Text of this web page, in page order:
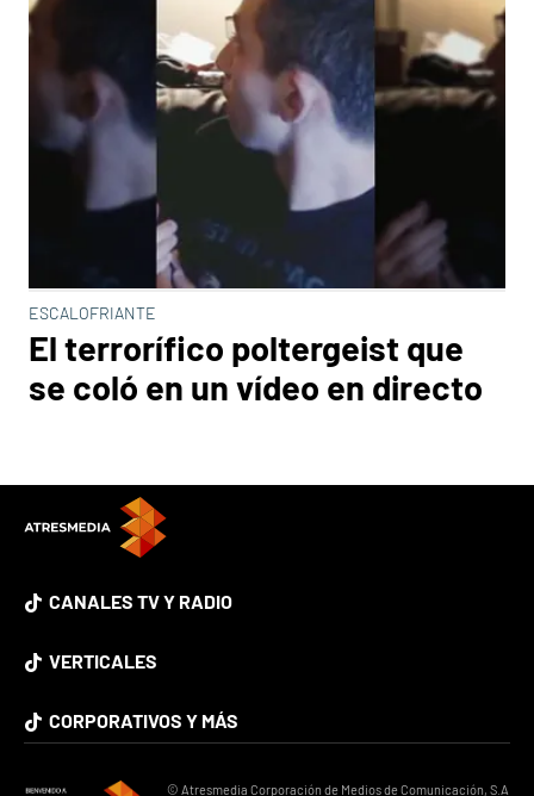
ESCALOFRIANTE
El terrorífico poltergeist que
se coló en un vídeo en directo
CANALES TV Y RADIO
VERTICALES
CORPORATIVOS Y MÁS
© Atresmedia Corporación de Medios de Comunicación, S.A